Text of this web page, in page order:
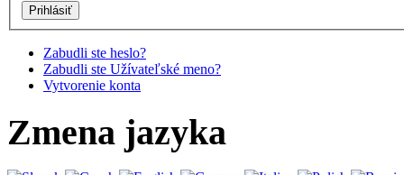
Zabudli ste heslo?
Zabudli ste Užívateľské meno?
Vytvorenie konta
Zmena jazyka